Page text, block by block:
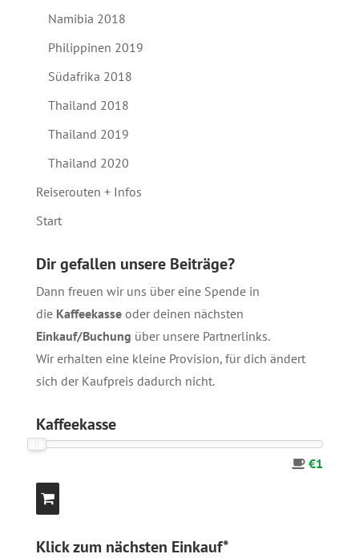
Namibia 2018
Philippinen 2019
Südafrika 2018
Thailand 2018
Thailand 2019
Thailand 2020
Reiserouten + Infos
Start
Dir gefallen unsere Beiträge?
Dann freuen wir uns über eine Spende in
die Kaffeekasseoder deinen nächsten
Einkauf/Buchung über unsere Partnerlinks.
Wir erhalten eine kleine Provision, für dich ändert
sich der Kaufpreis dadurch nicht.
Kaffeekasse
€1
Klick zum nächsten Einkauf*